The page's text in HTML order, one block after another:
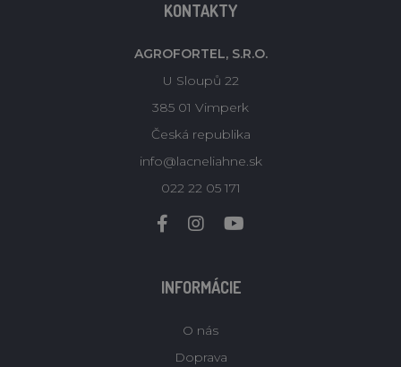
KONTAKTY
AGROFORTEL, S.R.O.
U Sloupů 22
385 01 Vimperk
Česká republika
info@lacneliahne.sk
022 22 05 171
INFORMÁCIE
O nás
Doprava